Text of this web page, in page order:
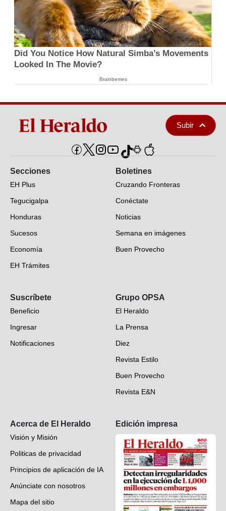
Did You Notice How Natural Simba’s Movements
Looked In The Movie?
Brainberries
Subir
Secciones
EH Plus
Tegucigalpa
Honduras
Sucesos
Economía
EH Trámites
EH Verifica
Fotogalerías
Deportes
Videos
Boletines
Cruzando Fronteras
Conéctate
Noticias
Semana en imágenes
Buen Provecho
Suscríbete
Beneficio
Ingresar
Notificaciones
Grupo OPSA
El Heraldo
La Prensa
Diez
Revista Estilo
Buen Provecho
Revista E&N
Acerca de El Heraldo
Visión y Misión
Politicas de privacidad
Principios de aplicación de IA
Anúnciate con nosotros
Mapa del sitio
Edición impresa